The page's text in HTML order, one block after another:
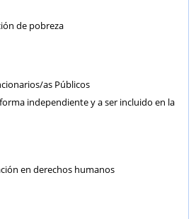
de pobreza
as Públicos
independiente y a ser incluido en la
en derechos humanos